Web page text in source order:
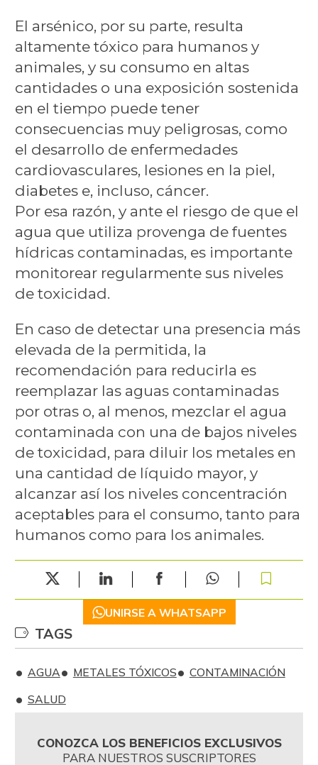
El arsénico, por su parte, resulta
altamente tóxico para humanos y
animales, y su consumo en altas
cantidades o una exposición sostenida
en el tiempo puede tener
consecuencias muy peligrosas, como
el desarrollo de enfermedades
cardiovasculares, lesiones en la piel,
diabetes e, incluso, cáncer.
Por esa razón, y ante el riesgo de que el
agua que utiliza provenga de fuentes
hídricas contaminadas, es importante
monitorear regularmente sus niveles
de toxicidad.
En caso de detectar una presencia más
elevada de la permitida, la
recomendación para reducirla es
reemplazar las aguas contaminadas
por otras o, al menos, mezclar el agua
contaminada con una de bajos niveles
de toxicidad, para diluir los metales en
una cantidad de líquido mayor, y
alcanzar así los niveles concentración
aceptables para el consumo, tanto para
humanos como para los animales.
UNIRSE A WHATSAPP
TAGS
AGUA METALES TÓXICOS
CONTAMINACIÓN
SALUD
CONOZCA LOS BENEFICIOS EXCLUSIVOS
PARA NUESTROS SUSCRIPTORES